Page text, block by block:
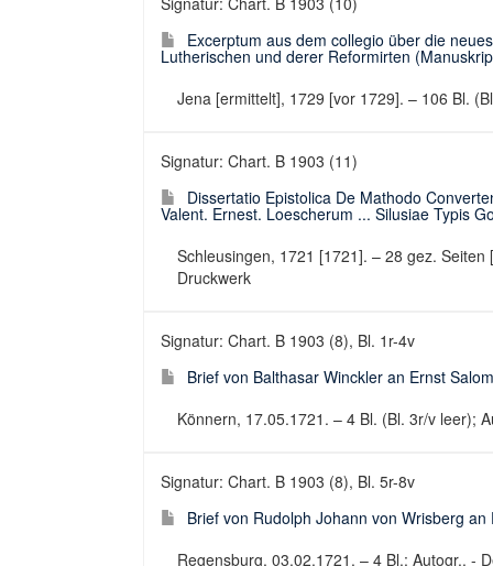
Excerptum aus dem collegio über die
Lutherischen und derer Reformirten
Jena [ermittelt], 1729 [vor 1729]. – 106 Bl.
Signatur: Chart. B 1903 (11)
Dissertatio Epistolica De Mathodo
Valent. Ernest. Loescherum ... Silusiae Typis
Schleusingen, 1721 [1721]. – 28 gez.
Druckwerk
Signatur: Chart. B 1903 (8), Bl. 1r-4v
Brief von Balthasar Winckler an Ernst
Könnern, 17.05.1721. – 4 Bl. (Bl. 3r/v leer);
Signatur: Chart. B 1903 (8), Bl. 5r-8v
Brief von Rudolph Johann von Wrisberg
Regensburg, 03.02.1721. – 4 Bl.; Autogr.. -